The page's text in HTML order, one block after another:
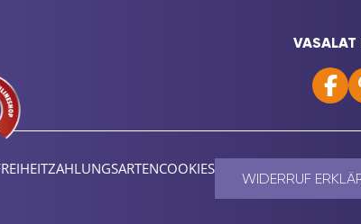
VASALAT
ZAHLUNGSARTENCOOKIES
WIDERRUF